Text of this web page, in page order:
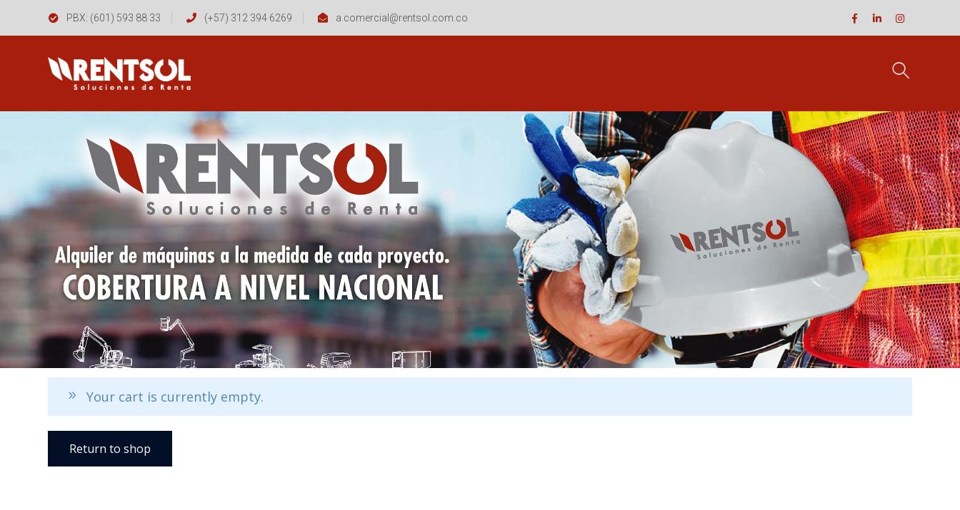
PBX: (601) 593 88 33 (+57) 312 394 6269 a.comercial@rentsol.com.co
Facebook
Profile
LinkedIn
Profile
Instagram
Profile
Your cart is currently empty.
Return to shop